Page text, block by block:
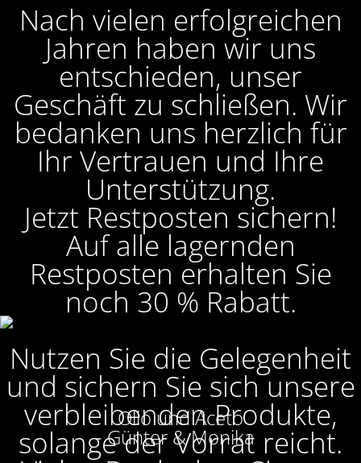
Nach vielen erfolgreichen
Jahren haben wir uns
entschieden, unser
Geschäft zu schließen. Wir
bedanken uns herzlich für
Ihr Vertrauen und Ihre
Unterstützung.
Jetzt Restposten sichern!
Auf alle lagernden
Restposten erhalten Sie
noch 30 % Rabatt.
Nutzen Sie die Gelegenheit
und sichern Sie sich unsere
verbleibenden Produkte,
solange der Vorrat reicht.
Olio und Aceto
Günter & Monika